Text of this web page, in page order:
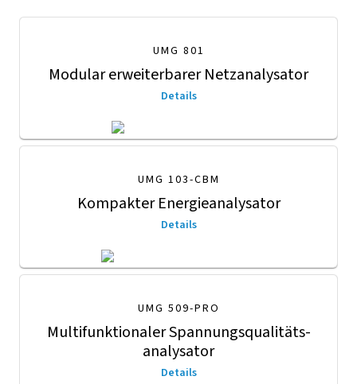
UMG 801
Modular erweiterbarer Netzanalysator
Details
UMG 103-CBM
Kompakter Energieanalysator
Details
UMG 509-PRO
Multifunktionaler Spannungsqualitäts­
analysator
Details